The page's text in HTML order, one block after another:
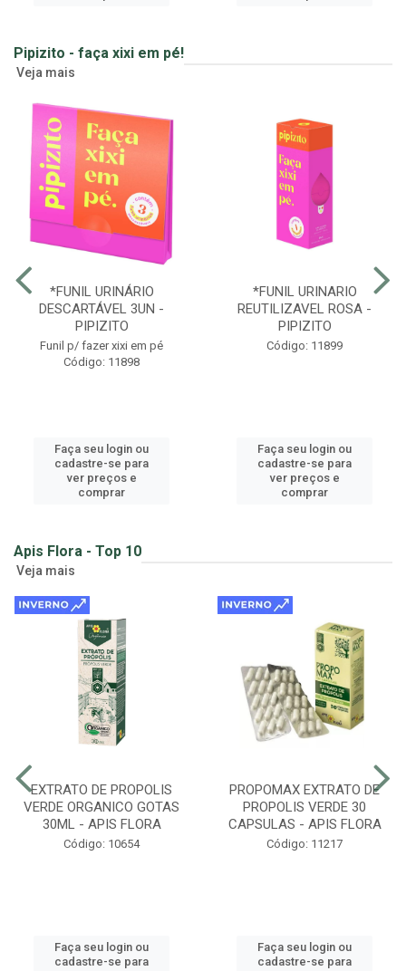
Pipizito - faça xixi em pé!
Veja mais
*FUNIL URINÁRIO
DESCARTÁVEL 3UN -
PIPIZITO
Funil p/ fazer xixi em pé
Faça seu login ou
cadastre-se para
ver preços e
*FUNIL URINARIO
REUTILIZAVEL ROSA -
PIPIZITO
Faça seu login ou
cadastre-se para
ver preços e
Apis Flora - Top 10
Veja mais
EXTRATO DE PROPOLIS
VERDE ORGANICO GOTAS
30ML - APIS FLORA
Faça seu login ou
PROPOMAX EXTRATO DE
PROPOLIS VERDE 30
CAPSULAS - APIS FLORA
Faça seu login ou